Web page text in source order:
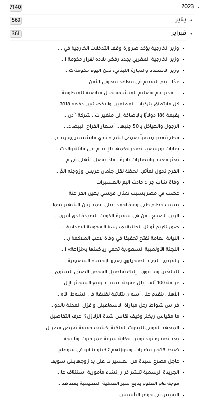
2023
7140
يناير 569
فبراير 361
وزير الخارجية يؤكد ضرورة وقف التدخلات الخارجية في ...
وزير الخارجية المغربي يجدد رفض بلاده لقرار حكومة ا...
وزير الاقتصاد والتجارة اللبناني: نحن اليوم حكومة ت...
غدًا.. بدء التقديم في معاهد معاوني الأمن
... مدير عام «تعليم المنشاه» خلال متابعته للمنظومة...
كل مايتعلق بترقيات المعلمين والاخصائيين دفعه 2018 ...
بقيمة 186 دولارًا بالإضافة إلى متغيرات.. شركة "أدن...
الرجول والهياكل بـ 50 جنيها.. أسعار الفراخ البيضاء...
قطر تتقدم رسمياً بعرض لشراء نادي مانشستر يونايتد ب...
جنايات بورسعيد تصدر حكمها بالإعدام على قاتلة والدت...
تعثر معتاد وانتصارات نادرة.. ماذا يفعل الأهلي في م...
الفرح تحول لمأتم.. لحظة نقل جثمان عريس وزوجته المُ...
وفاة شاب جراء حادث اليم بالعسيرات
غضب في مصر بسبب تمثال فرنسي يهين الفراعنة
بسبب خطاء طبى وفاة احمد عدلي احمد زيان الشهير بحما...
الزين الصباح.. من هي سفيرة الكويت الجديدة لدى أمري...
صور تكريم أوائل الطلبة بمدرسة العجوبية الاعدادية ا...
النيابة العامة تفتح تحقيقا في وفاة لاعب الملاكمة ر...
اللجنة الأولمبية السعودية تحمي رياضتها بـ«نزاهة» ا...
بالفيديو| الجراد الصحراوي يغزو الإحساء السعودية.. ...
للبالغين وما فوق.. إليك تفاصيل الفحص الصحي السنوي ...
غرامة 100 ألف ريال عقوبة استيراد وبيع السجائر الإل...
الأهلى يتقدم على أسوان بثلاثية نظيفة فى الشوط الأو...
فراس شواط رجل مباراة الاسماعيلى و غزل المحلة بالدو...
ما مقياس ريختر وكيف تقاس شدة الزلازل؟ اعرف التفاصيل
المعهد القومي للبحوث الفلكية يكشف حقيقة تعرض مصر ل...
بعد تصدره ترند تويتر.. حكاية سرقة عمر خيرت وتاريخه...
ضبط 3 تجار مخدرات وبحوزتهم 2 كيلو شابو في سوهاج
عاجل مصرع سيدة من العسيرات على يد زوجهاببنى سويف
الجريدة الرسمية تنشر قرار إنشاء مأمورية استئناف عا...
موجه عام العلوم يتابع سير العملية التعليمية بمعاهد...
النفيس في جوهر التأسيس